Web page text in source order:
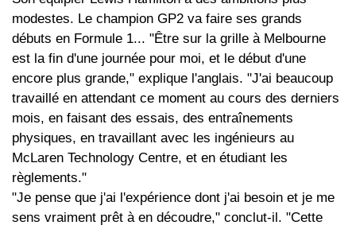
modestes. Le champion GP2 va faire ses grands
débuts en Formule 1... "Être sur la grille à Melbourne
est la fin d'une journée pour moi, et le début d'une
encore plus grande," explique l'anglais. "J'ai beaucoup
travaillé en attendant ce moment au cours des derniers
mois, en faisant des essais, des entraînements
physiques, en travaillant avec les ingénieurs au
McLaren Technology Centre, et en étudiant les
règlements."
"Je pense que j'ai l'expérience dont j'ai besoin et je me
sens vraiment prêt à en découdre," conclut-il. "Cette